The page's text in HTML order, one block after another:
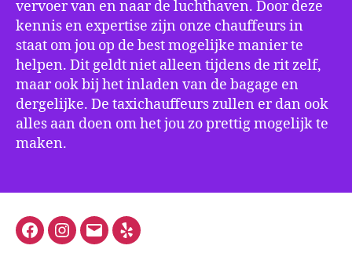
vervoer van en naar de luchthaven. Door deze
kennis en expertise zijn onze chauffeurs in
staat om jou op de best mogelijke manier te
helpen. Dit geldt niet alleen tijdens de rit zelf,
maar ook bij het inladen van de bagage en
dergelijke. De taxichauffeurs zullen er dan ook
alles aan doen om het jou zo prettig mogelijk te
maken.
FacebookInstagram
E-
Yelp